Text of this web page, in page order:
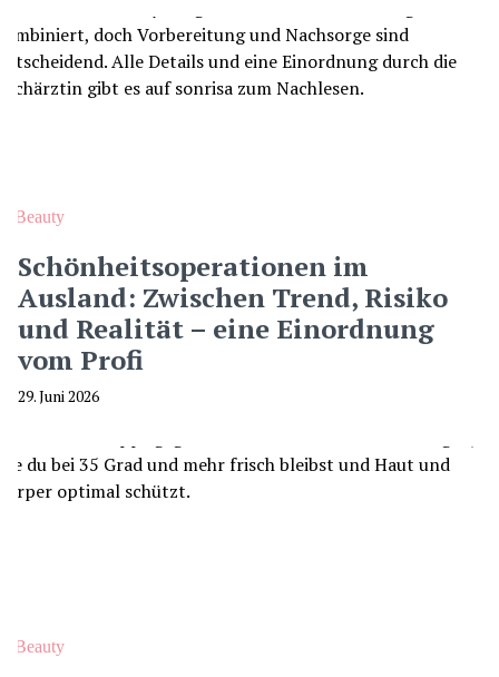
Beauty
Schönheitsoperationen im
Ausland: Zwischen Trend, Risiko
und Realität – eine Einordnung
vom Profi
29. Juni 2026
Beauty